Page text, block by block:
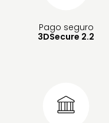
Pago seguro
3DSecure 2.2